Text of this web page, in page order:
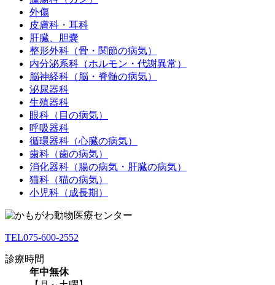
外傷
皮膚科・耳科
肝臓、胆嚢
整形外科（骨・関節の病気）
内分泌系科（ホルモン・代謝異常）
脳神経科（脳・脊髄の病気）
泌尿器科
生殖器科
眼科（目の病気）
呼吸器科
循環器科（心臓の病気）
歯科（歯の病気）
消化器科（腸の病気・肝臓の病気）
猫科（猫の病気）
小児科（成長期）
TEL075-600-2552
診療時間
年中無休